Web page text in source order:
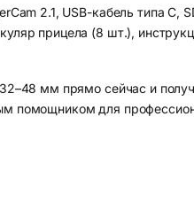
2.1, USB-кабель типа C,
прицела (8 шт.),
мм прямо сейчас и
помощником для